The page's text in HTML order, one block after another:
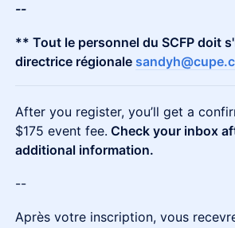
--
** Tout le personnel du SCFP doit
directrice régionale
After you register, you’ll get a
$175 event fee. Check your inbox
additional information.
--
Après votre inscription, vous